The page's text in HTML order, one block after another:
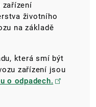
zařízení
životního
na základě
která smí být
zařízení jsou
o odpadech.